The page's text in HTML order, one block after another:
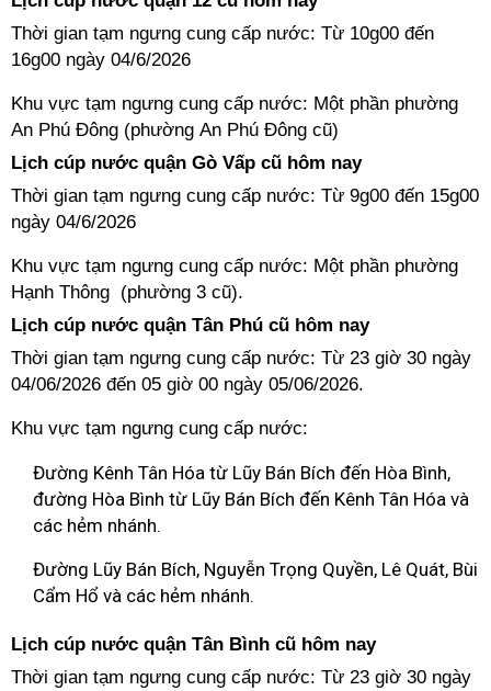
Thời gian tạm ngưng cung cấp nước: Từ 10g00 đến
16g00 ngày 04/6/2026
Khu vực tạm ngưng cung cấp nước: Một phần phường
An Phú Đông (phường An Phú Đông cũ)
Lịch cúp nước quận Gò Vấp cũ hôm nay
Thời gian tạm ngưng cung cấp nước: Từ 9g00 đến 15g00
ngày 04/6/2026
Khu vực tạm ngưng cung cấp nước: Một phần phường
Hạnh Thông (phường 3 cũ).
Lịch cúp nước quận Tân Phú cũ hôm nay
Thời gian tạm ngưng cung cấp nước: Từ 23 giờ 30 ngày
04/06/2026 đến 05 giờ 00 ngày 05/06/2026.
Khu vực tạm ngưng cung cấp nước:
Đường Kênh Tân Hóa từ Lũy Bán Bích đến Hòa Bình,
đường Hòa Bình từ Lũy Bán Bích đến Kênh Tân Hóa và
các hẻm nhánh.
Đường Lũy Bán Bích, Nguyễn Trọng Quyền, Lê Quát, Bùi
Cẩm Hổ và các hẻm nhánh.
Lịch cúp nước quận Tân Bình cũ hôm nay
Thời gian tạm ngưng cung cấp nước: Từ 23 giờ 30 ngày